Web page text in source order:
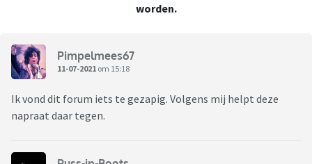
worden.
Pimpelmees67
11-07-2021 om 15:18
Ik vond dit forum iets te gezapig. Volgens mij helpt deze
napraat daar tegen.